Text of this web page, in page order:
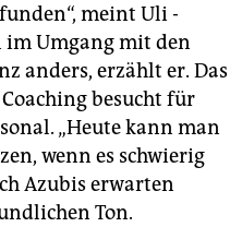
meint Uli
im Umgang mit den
anders, erzählt er. Das
besucht für
„Heute kann man
wenn es schwierig
Azubis erwarten
Ton.